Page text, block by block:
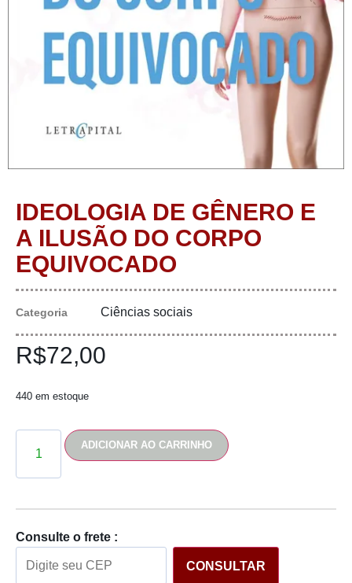
IDEOLOGIA DE GÊNERO E
A ILUSÃO DO CORPO
EQUIVOCADO
Categoria Ciências sociais
R$72,00
440 em estoque
ADICIONAR AO CARRINHO
Consulte o frete :
CONSULTAR